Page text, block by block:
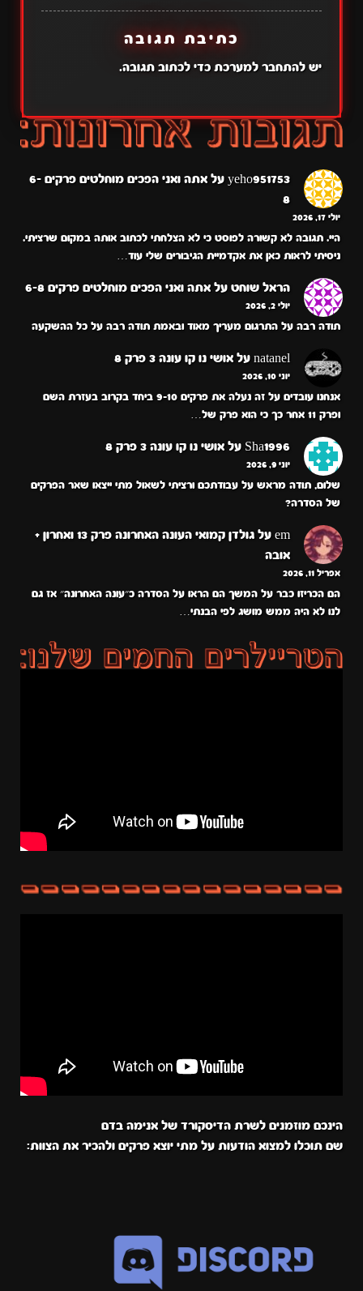
כתיבת תגובה
יש להתחבר למערכתכדי לכתוב תגובה.
yeho951753 על
אתה ואני הפכים מוחלטים פרקים 6-
8
יולי 17, 2026
היי. תגובה לא קשורה לפוסט כי לא הצלחתי לכתוב אותה במקום שרציתי.
ניסיתי לראות כאן את אקדמיית הגיבורים שלי עוד…
הראל שוחט על אתה ואני הפכים מוחלטים פרקים 6-8
יולי 2, 2026
תודה רבה על התרגום מעריך מאוד ובאמת תודה רבה על כל ההשקעה
natanel על אושי נו קו עונה 3 פרק 8
יוני 10, 2026
אנחנו עובדים על זה נעלה את פרקים 9-10 ביחד בקרוב בעזרת השם
ופרק 11 אחר כך כי הוא פרק של…
Sha1996 על אושי נו קו עונה 3 פרק 8
יוני 9, 2026
שלום, תודה מראש על עבודתכם ורציתי לשאול מתי ייצאו שאר הפרקים
של הסדרה?
em על
גולדן קמואי העונה האחרונה פרק 13 ואחרון +
אובה
אפריל 11, 2026
הם הכריזו כבר על המשך הם הראו על הסדרה כ״עונה האחרונה״ אז גם
לנו לא היה ממש מושג לפי הבנתי…
הינכם מוזמנים לשרת הדיסקורד של אנימה בדם
שם תוכלו למצוא הודעות על מתי יוצא פרקים ולהכיר את הצוות: